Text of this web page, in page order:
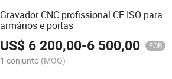
Gravador CNC profissional CE ISO para
armários e portas
US$ 6 200,00-6 500,00 FOB
1 conjunto (MOQ)